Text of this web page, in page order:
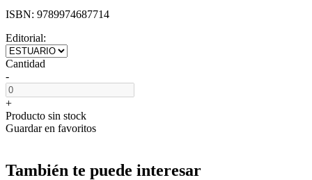
ISBN: 9789974687714
Editorial:
Cantidad
-
+
Producto sin stock
Guardar en favoritos
También te puede interesar